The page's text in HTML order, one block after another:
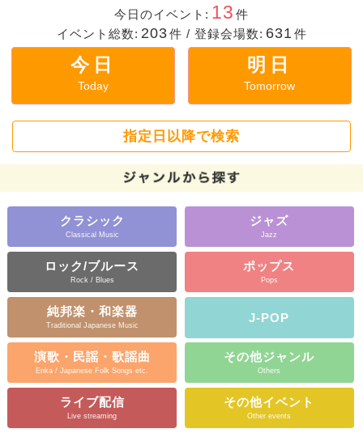
今日のイベント: 13 件
イベント総数: 203件 / 登録会場数: 631 件
今日
Today
明日
Tomorrow
指定日以降で検索
クラシック
Classical Music
ジャズ
Jazz
ロック/ブルース
Rock / Blues
ポップス
Pops
純邦楽・和楽器
Traditional Japanese Music
J-POP
演歌・民謡・歌謡曲
Enka / Japanese Folk Songs etc.
その他ジャンル
Others
ライブ配信
Live streaming
その他イベント
Other events